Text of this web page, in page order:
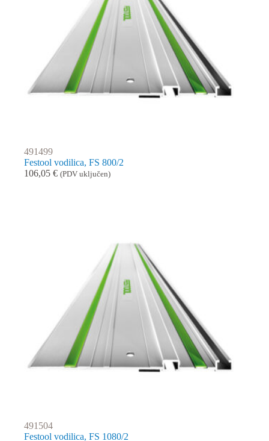
491499
Festool vodilica, FS 800/2
106,05 € (PDV uključen)
491504
Festool vodilica, FS 1080/2